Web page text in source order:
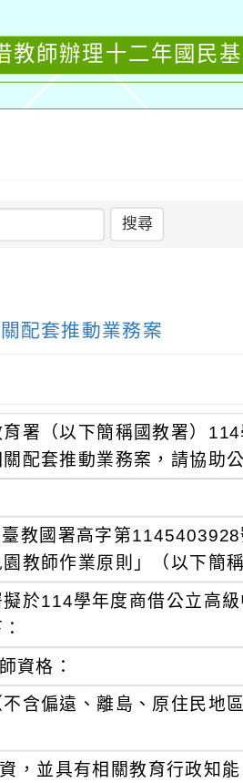
師辦理十二年國民
搜尋
配套推動業務案
署（以下簡稱國教署）
配套推動業務案，請協助
教國署高字第
教師作業原則」（以下簡
於114學年度商借公立高
資格：
含偏遠、離島、原住民地
，並具有相關教育行政知